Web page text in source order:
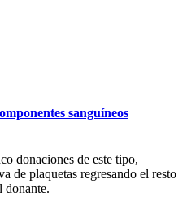
sanguíneos
donaciones de este tipo,
de plaquetas regresando el resto
donante.